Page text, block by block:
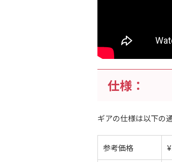
仕様：
ギアの仕様は以下の
参考価格